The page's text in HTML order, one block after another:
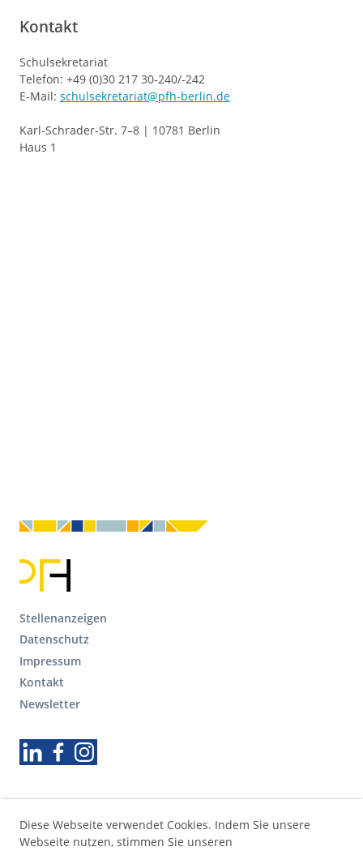
Diese Webseite verwendet Cookies. Indem Sie unsere
Webseite nutzen, stimmen Sie unseren
Kontakt
Schulsekretariat
Telefon: +49 (0)30 217 30-240/-242
E-Mail: schulsekretariat@pfh-berlin.de
Karl-Schrader-Str. 7–8 | 10781 Berlin
Haus 1
F
o
o
t
e
r
e
k
ä
r
Stellenanzeigen
Datenschutz
Impressum
Kontakt
Newsletter
Folgen Sie uns